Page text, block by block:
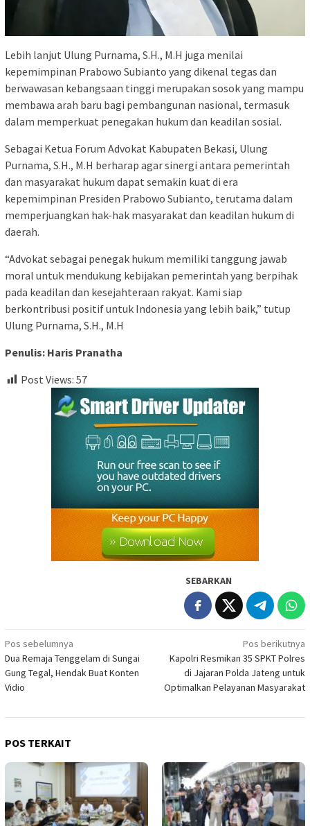
Lebih lanjut Ulung Purnama, S.H., M.H juga menilai
kepemimpinan Prabowo Subianto yang dikenal tegas dan
berwawasan kebangsaan tinggi merupakan sosok yang mampu
membawa arah baru bagi pembangunan nasional, termasuk
dalam memperkuat penegakan hukum dan keadilan sosial.
Sebagai Ketua Forum Advokat Kabupaten Bekasi, Ulung
Purnama, S.H., M.H berharap agar sinergi antara pemerintah
dan masyarakat hukum dapat semakin kuat di era
kepemimpinan Presiden Prabowo Subianto, terutama dalam
memperjuangkan hak-hak masyarakat dan keadilan hukum di
daerah.
“Advokat sebagai penegak hukum memiliki tanggung jawab
moral untuk mendukung kebijakan pemerintah yang berpihak
pada keadilan dan kesejahteraan rakyat. Kami siap
berkontribusi positif untuk Indonesia yang lebih baik,” tutup
Ulung Purnama, S.H., M.H
Penulis: Haris Pranatha
Post Views: 57
SEBARKAN
Navigasi
pos
Pos sebelumnya
Dua Remaja Tenggelam di Sungai
Gung Tegal, Hendak Buat Konten
Vidio
Pos berikutnya
Kapolri Resmikan 35 SPKT Polres
di Jajaran Polda Jateng untuk
Optimalkan Pelayanan Masyarakat
POS TERKAIT